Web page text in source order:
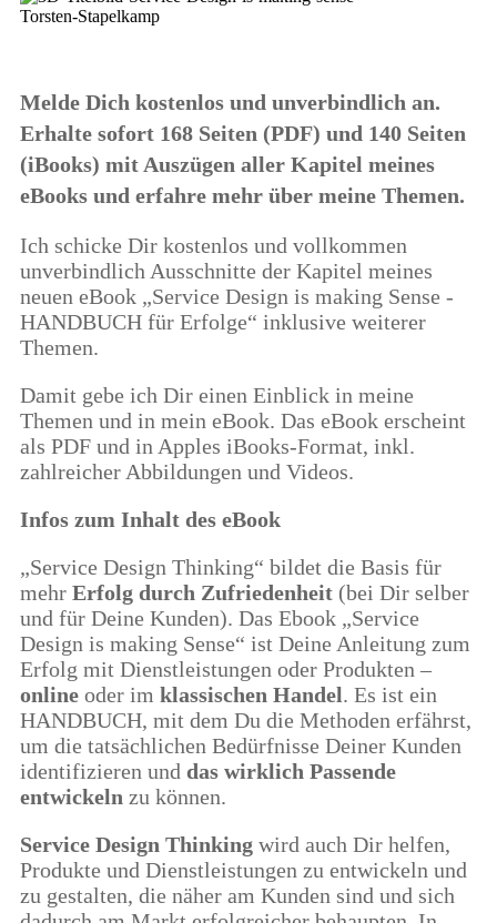
Melde Dich kostenlos und unverbindlich an.
Erhalte sofort 168 Seiten (PDF) und 140 Seiten
(iBooks) mit Auszügen aller Kapitel meines
eBooks und erfahre mehr über meine Themen.
Ich schicke Dir kostenlos und vollkommen
unverbindlich Ausschnitte der Kapitel meines
neuen eBook „Service Design is making Sense -
HANDBUCH für Erfolge“ inklusive weiterer
Themen.
Damit gebe ich Dir einen Einblick in meine
Themen und in mein eBook. Das eBook erscheint
als PDF und in Apples iBooks-Format, inkl.
zahlreicher Abbildungen und Videos.
Infos zum Inhalt des eBook
„Service Design Thinking“ bildet die Basis für
mehr Erfolg durch Zufriedenheit (bei Dir selber
und für Deine Kunden). Das Ebook „Service
Design is making Sense“ ist Deine Anleitung zum
Erfolg mit Dienstleistungen oder Produkten –
online oder im klassischen Handel. Es ist ein
HANDBUCH, mit dem Du die Methoden erfährst,
um die tatsächlichen Bedürfnisse Deiner Kunden
identifizieren und das wirklich Passende
entwickeln zu können.
Service Design Thinking wird auch Dir helfen,
Produkte und Dienstleistungen zu entwickeln und
zu gestalten, die näher am Kunden sind und sich